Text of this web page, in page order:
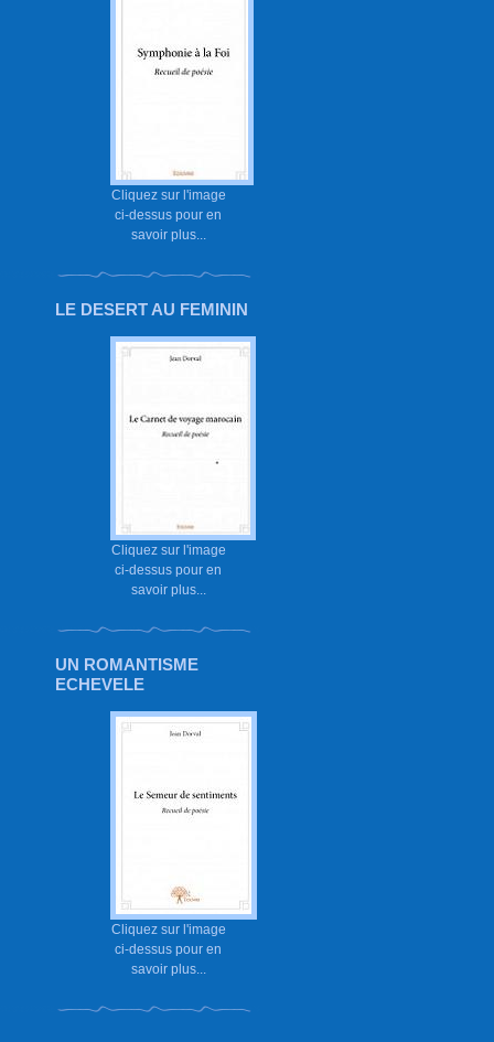
Cliquez sur l'image
ci-dessus pour en
savoir plus...
LE DESERT AU FEMININ
Cliquez sur l'image
ci-dessus pour en
savoir plus...
UN ROMANTISME
ECHEVELE
Cliquez sur l'image
ci-dessus pour en
savoir plus...